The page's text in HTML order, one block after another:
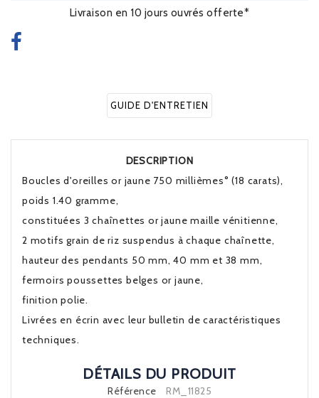
Livraison en 10 jours ouvrés offerte*
GUIDE D'ENTRETIEN
DESCRIPTION
Boucles d'oreilles or jaune 750 millièmes° (18 carats),
poids 1.40 gramme,
constituées 3 chaînettes or jaune maille vénitienne,
2 motifs grain de riz suspendus à chaque chaînette,
hauteur des pendants 50 mm, 40 mm et 38 mm,
fermoirs poussettes belges or jaune,
finition polie.
Livrées en écrin avec leur bulletin de caractéristiques
techniques.
DÉTAILS DU PRODUIT
Référence RM_11825